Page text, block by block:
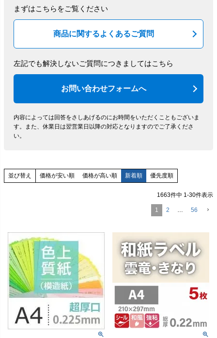
まずはこちらをご覧ください
商品に関するよくあるご質問
左記でも解決しないご質問につきましてはこちら
お問い合わせフォームへ
内容によっては回答をさしあげるのにお時間をいただくこともございま
す。
また、休業日は翌営業日以降の対応となりますのでご了承くださ
い。
並び替え 価格が安い順 価格が高い順 新着順 優先度順
1663件中 1-30件表示
1 2 … 56